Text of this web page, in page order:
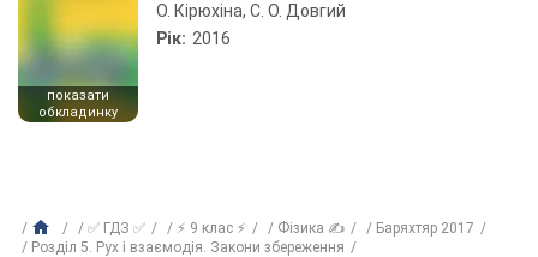
показати
обкладинку
О. Кірюхіна, С. О. Довгий
Рік: 2016
✅ ГДЗ ✅ ⚡ 9 клас ⚡ Фізика ✍
Баряхтяр 2017
Розділ 5. Рух і взаємодія. Закони збереження